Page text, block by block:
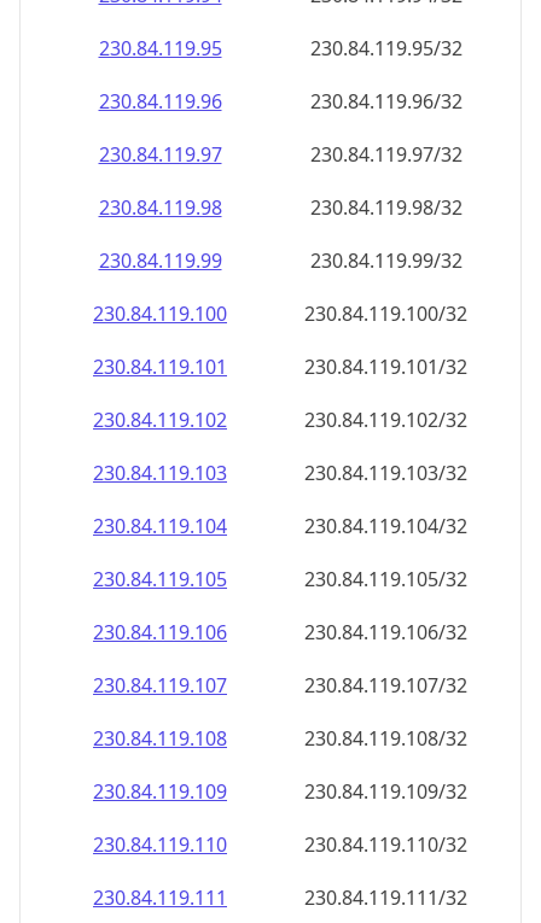
230.84.119.95
230.84.119.95/32
230.84.119.96
230.84.119.96/32
230.84.119.97
230.84.119.97/32
230.84.119.98
230.84.119.98/32
230.84.119.99
230.84.119.99/32
230.84.119.100
230.84.119.100/32
230.84.119.101
230.84.119.101/32
230.84.119.102
230.84.119.102/32
230.84.119.103
230.84.119.103/32
230.84.119.104
230.84.119.104/32
230.84.119.105
230.84.119.105/32
230.84.119.106
230.84.119.106/32
230.84.119.107
230.84.119.107/32
230.84.119.108
230.84.119.108/32
230.84.119.109
230.84.119.109/32
230.84.119.110
230.84.119.110/32
230.84.119.111
230.84.119.111/32